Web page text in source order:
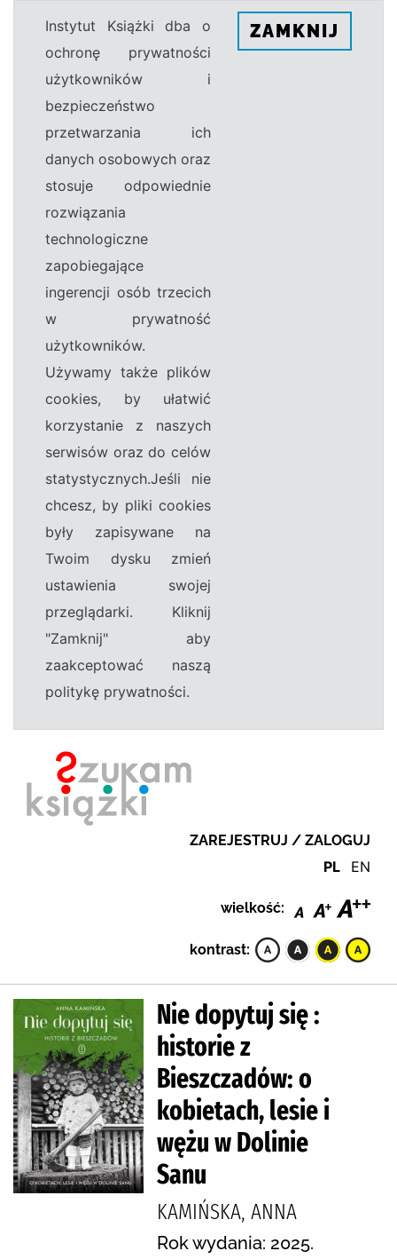
Instytut Książki dba o
ochronę prywatności
użytkowników i
bezpieczeństwo
przetwarzania ich
danych osobowych oraz
stosuje odpowiednie
rozwiązania
technologiczne
zapobiegające
ingerencji osób trzecich
w prywatność
użytkowników.
Używamy także plików
cookies, by ułatwić
korzystanie z naszych
serwisów oraz do celów
statystycznych.Jeśli nie
chcesz, by pliki cookies
były zapisywane na
Twoim dysku zmień
ustawienia swojej
przeglądarki. Kliknij
"Zamknij" aby
zaakceptować naszą
politykę prywatności.
ZAMKNIJ
ZAREJESTRUJ / ZALOGUJ
PL EN
wielkość:
kontrast:
Nie dopytuj się :
historie z
Bieszczadów: o
kobietach, lesie i
wężu w Dolinie
Sanu
KAMIŃSKA, ANNA
Rok wydania: 2025.